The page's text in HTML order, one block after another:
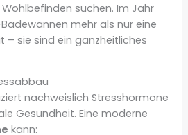
suchen. Im Jahr
mehr als nur eine
– sie sind ein ganzheitliches
nachweislich Stresshormone
Gesundheit. Eine moderne
kann: